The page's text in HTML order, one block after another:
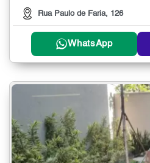
Rua Paulo de Faria, 126
WhatsApp